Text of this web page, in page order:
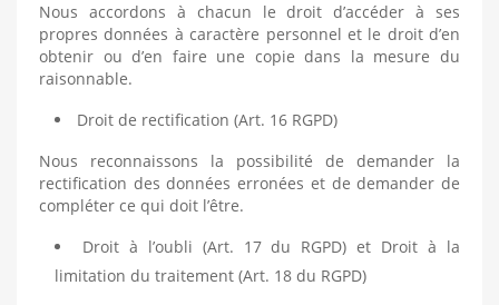
Nous accordons à chacun le droit d’accéder à ses
propres données à caractère personnel et le droit d’en
obtenir ou d’en faire une copie dans la mesure du
raisonnable.
Droit de rectification (Art. 16 RGPD)
Nous reconnaissons la possibilité de demander la
rectification des données erronées et de demander de
compléter ce qui doit l’être.
Droit à l’oubli (Art. 17 du RGPD) et Droit à la
limitation du traitement (Art. 18 du RGPD)